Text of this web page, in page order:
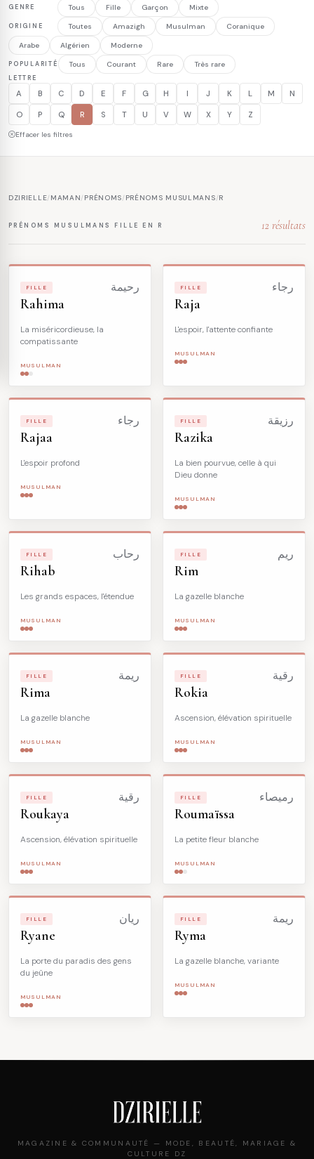
GENRE Tous Fille Garçon Mixte
ORIGINE Toutes Amazigh Musulman Coranique
Arabe Algérien Moderne
POPULARITÉ Tous Courant Rare Très rare
LETTRE
A B C D E F G H I J K L M N
O P Q R S T U V W X Y Z
Effacer les filtres
DZIRIELLE/ MAMAN/ PRÉNOMS/ PRÉNOMS MUSULMANS/R
PRÉNOMS MUSULMANS FILLE EN R 12 résultats
FILLE رحيمة
Rahima
La miséricordieuse, la
compatissante
MUSULMAN
FILLE رجاء
Raja
L'espoir, l'attente confiante
MUSULMAN
FILLE رجاء
Rajaa
L'espoir profond
MUSULMAN
FILLE رزيقة
Razika
La bien pourvue, celle à qui
Dieu donne
MUSULMAN
FILLE رحاب
Rihab
Les grands espaces, l'étendue
MUSULMAN
FILLE ريم
Rim
La gazelle blanche
MUSULMAN
FILLE ريمة
Rima
La gazelle blanche
MUSULMAN
FILLE رقية
Rokia
Ascension, élévation spirituelle
MUSULMAN
FILLE رقية
Roukaya
Ascension, élévation spirituelle
MUSULMAN
FILLE رميصاء
Roumaïssa
La petite fleur blanche
MUSULMAN
FILLE ريان
Ryane
La porte du paradis des gens
du jeûne
MUSULMAN
FILLE ريمة
Ryma
La gazelle blanche, variante
MUSULMAN
MAGAZINE & COMMUNAUTÉ — MODE, BEAUTÉ, MARIAGE &
CULTURE DZ